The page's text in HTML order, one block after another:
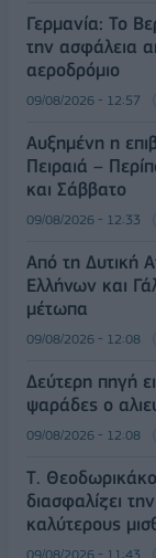
Γερμανία: Το
την ασφάλεια
αεροδρόμιο
09/08/2026 - 12:57
Αυξημένη η
Πειραιά –
και Σάββατο
09/08/2026 - 12:33
Από τη Δυτική
Ελλήνων και
μέτωπα
09/08/2026 - 12:08
Δεύτερη πηγή
ψαράδες ο
09/08/2026 - 12:08
Τ.
διασφαλίζει
καλύτερους
09/08/2026 - 11:43